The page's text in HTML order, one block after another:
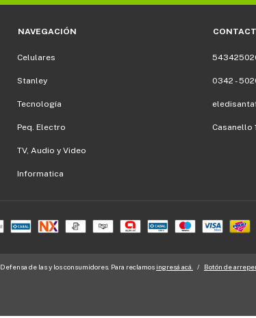
NAVEGACIÓN
Celulares
Stanley
Tecnología
Peq. Electro
TV, Audio y Video
Informatica
0342 -
Casanello
Defensa de las y los consumidores. Para reclamos ingresá acá. / Botón de